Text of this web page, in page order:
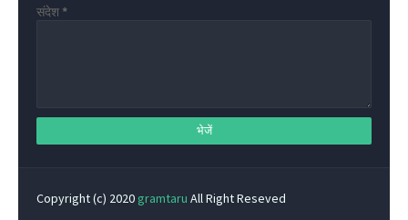
संदेश *
Copyright (c) 2020 gramtaru All Right Reseved